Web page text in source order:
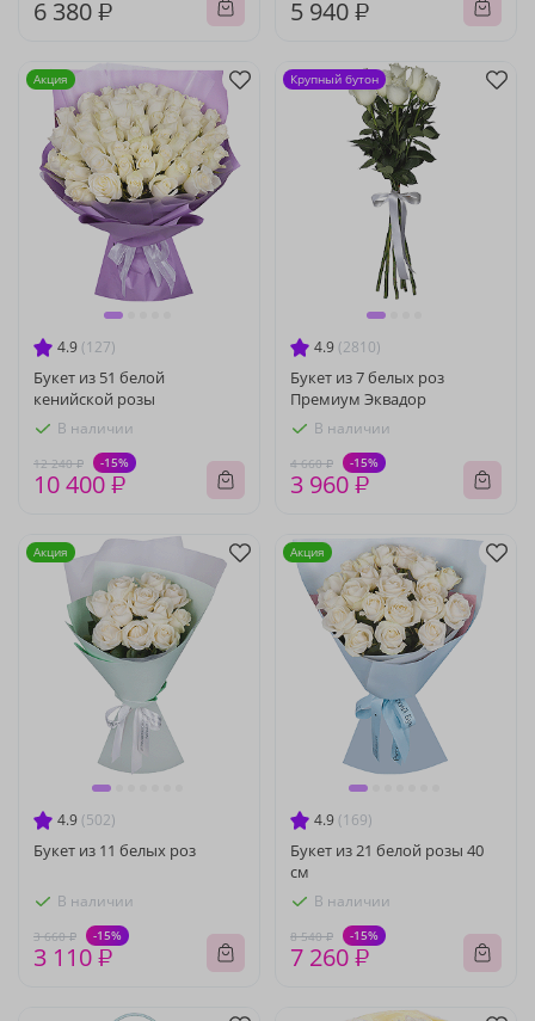
6 380 ₽ 5 940 ₽
4.9 (127)
Букет из 51 белой
кенийской розы
В наличии
12 240 ₽ -15%
10 400 ₽
Акция
4.9 (2810)
Букет из 7 белых роз
Премиум Эквадор
В наличии
4 660 ₽ -15%
3 960 ₽
Крупный бутон
4.9 (502)
Букет из 11 белых роз
В наличии
3 660 ₽ -15%
3 110 ₽
Акция
4.9 (169)
Букет из 21 белой розы 40
см
В наличии
8 540 ₽ -15%
7 260 ₽
Акция